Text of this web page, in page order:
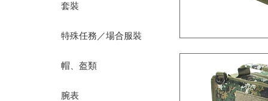
套裝
特殊任務／場合服裝
帽、盔類
腕表